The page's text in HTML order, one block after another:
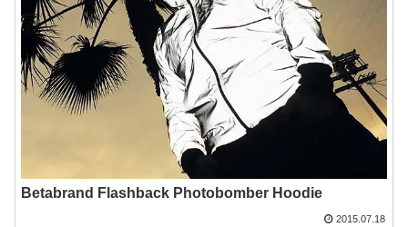
Betabrand Flashback Photobomber Hoodie
2015.07.18